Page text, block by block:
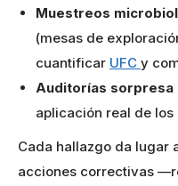
Muestreos
(mesas de
cuantificar UFC y
Auditorías sorpresa
aplicación real de
Cada hallazgo da lugar
acciones correctivas